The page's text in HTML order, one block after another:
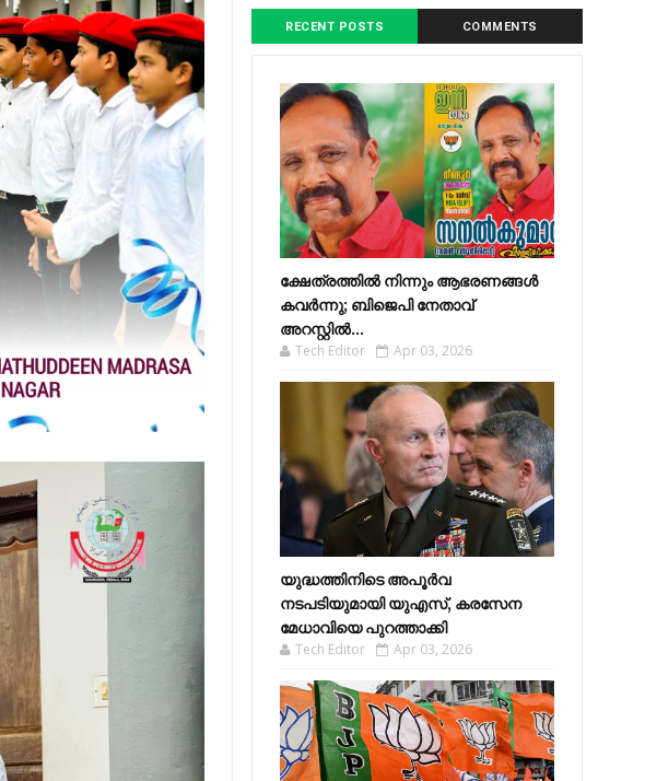
RECENT POSTS COMMENTS
ക്ഷേത്രത്തിൽ നിന്നും ആഭരണങ്ങൾ
കവർന്നു; ബിജെപി നേതാവ്
അറസ്റ്റിൽ...
Tech Editor Apr 03, 2026
യുദ്ധത്തിനിടെ അപൂർവ
നടപടിയുമായി യുഎസ്, കരസേന
മേധാവിയെ പുറത്താക്കി
Tech Editor Apr 03, 2026